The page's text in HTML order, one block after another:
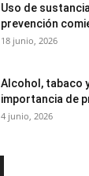
Uso de
prevención
18 junio, 2026
Alcohol, tabaco
importancia de
4 junio, 2026